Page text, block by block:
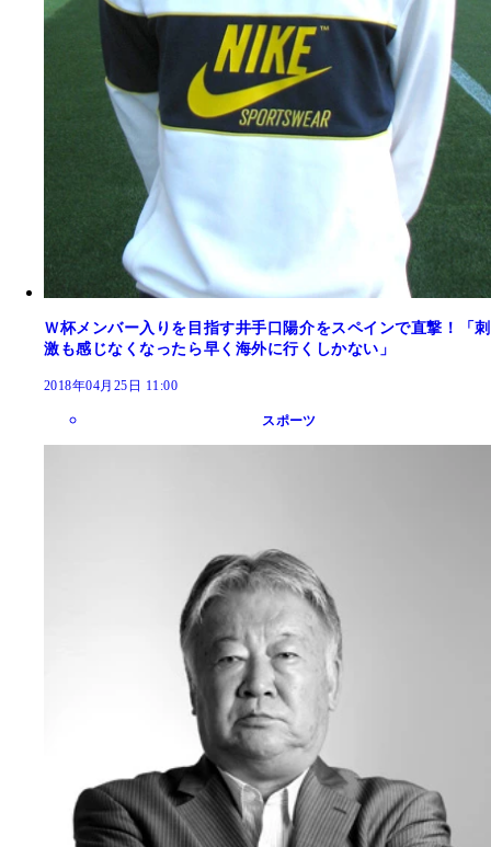
Ｗ杯メンバー入りを目指す井手口陽介をスペインで直撃！「刺
激も感じなくなったら早く海外に行くしかない」
2018年04月25日 11:00
スポーツ